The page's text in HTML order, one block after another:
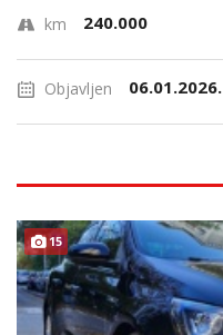
km 240.000
Objavljen 06.01.2026.
15